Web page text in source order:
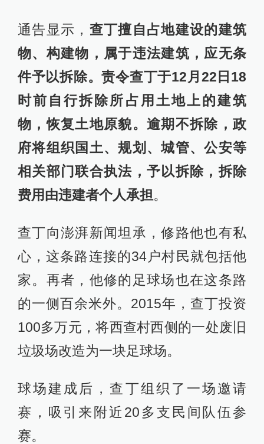
通告显示， 查丁擅自占地建设的建筑
物、构建物，属于违法建筑，应无条
件予以拆除。责令查丁于12月22日18
时前自行拆除所占用土地上的建筑
物，恢复土地原貌。逾期不拆除，政
府将组织国土、规划、城管、公安等
相关部门联合执法，予以拆除，拆除
费用由违建者个人承担。
查丁向澎湃新闻坦承，修路他也有私
心，这条路连接的34户村民就包括他
家。再者，他修的足球场也在这条路
的一侧百余米外。2015年，查丁投资
100多万元，将西查村西侧的一处废旧
垃圾场改造为一块足球场。
球场建成后，查丁组织了一场邀请
赛，吸引来附近20多支民间队伍参
赛。